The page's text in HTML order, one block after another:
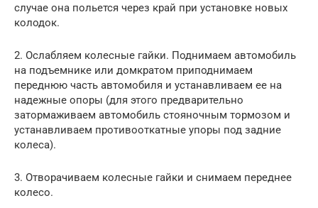
случае она польется через край при установке новых
колодок.
2. Ослабляем колесные гайки. Поднимаем автомобиль
на подъемнике или домкратом приподнимаем
переднюю часть автомобиля и устанавливаем ее на
надежные опоры (для этого предварительно
затормаживаем автомобиль стояночным тормозом и
устанавливаем противооткатные упоры под задние
колеса).
3. Отворачиваем колесные гайки и снимаем переднее
колесо.